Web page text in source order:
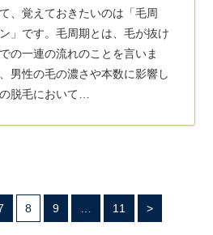
、覚えておきたいのは「毛周
」です。毛周期とは、毛が抜け
の一連の流れのことを言いま
男性の毛の濃さや本数に影響し
脱毛において…
8 9 11 >